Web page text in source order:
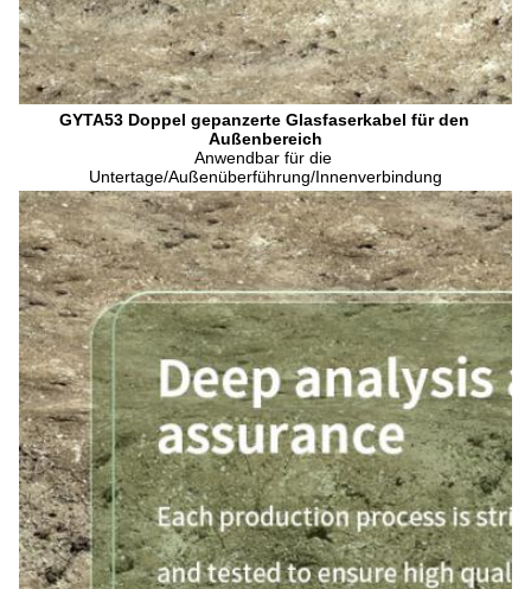
GYTA53 Doppel gepanzerte Glasfaserkabel für den
Außenbereich
Anwendbar für die
Untertage/Außenüberführung/Innenverbindung